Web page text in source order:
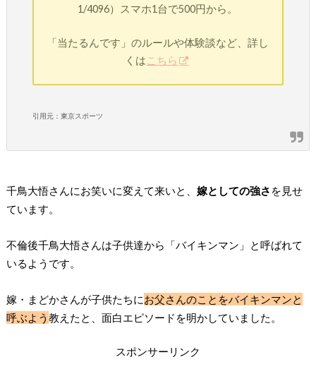
1/4096）スマホ1台で500円から。
「当たるんです」のルールや体験談など、詳し
くは こちら
引用元：東京スポーツ
千鳥大悟さんにお笑いに変えて来いと、 嫁としての強さ を見せ
ています。
不倫後千鳥大悟さんは子供達から「バイキンマン」と呼ばれて
いるようです。
嫁・まどかさんが子供たちにお父さんのことをバイキンマンと
呼ぶよう 教えたと、面白エピソードを明かしていました。
スポンサーリンク